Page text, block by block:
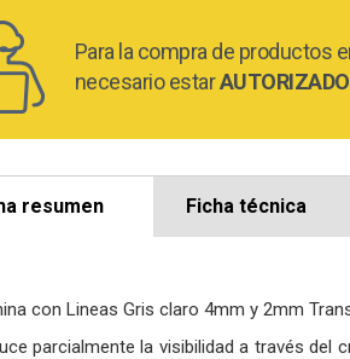
Para la compra de productos
necesario estarAUTORIZADO
resumen Ficha técnica
con Lineas Gris claro 4mm y 2mm
parcialmente la visibilidad a través del